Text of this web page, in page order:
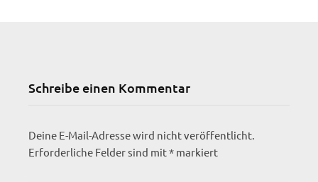
Schreibe einen Kommentar
Deine E-Mail-Adresse wird nicht veröffentlicht.
Erforderliche Felder sind mit* markiert